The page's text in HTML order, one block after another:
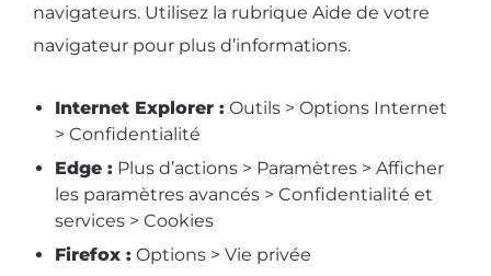
navigateurs. Utilisez la rubrique Aide de votre
navigateur pour plus d’informations.
Internet Explorer : Outils > Options Internet
> Confidentialité
Edge : Plus d’actions > Paramètres > Afficher
les paramètres avancés > Confidentialité et
services > Cookies
Firefox : Options > Vie privée